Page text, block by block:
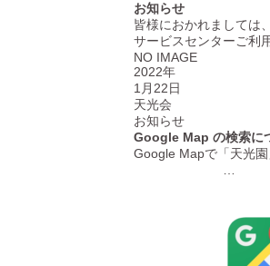
お知らせ
皆様におかれましては
サービスセンターご利
NO IMAGE
2022年
1月22日
天光会
お知らせ
Google Map の検索に
Google Mapで「天